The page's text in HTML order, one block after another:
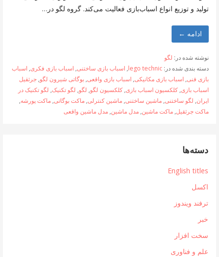
تولید و توزیع انواع اسباب‌بازی فعالیت می‌کند. گروه لگو در…
ادامه ←
نوشته شده در: لگو
دسته بندی شده در: lego technic
, اسباب بازی ساختنی, اسباب بازی فکری, اسباب
بازی فنی, اسباب بازی مکانیکی, اسباب بازی واقعی, بوگاتی شیرون لگو, جرثقیل
اسباب بازی, کلکسیون اسباب بازی, کلکسیون لگو, لگو, لگو تکنیک, لگو تکنیک در
ایران, لگو ساختنی, ماشین ساختنی, ماشین کنترلی, ماکت بوگاتی, ماکت پورشه,
ماکت جرثقیل, ماکت ماشین, مدل ماشین, مدل ماشین واقعی
دسته‌ها
English titles
اکسل
ترفند ویندوز
خبر
سخت افزار
علم و فناوری